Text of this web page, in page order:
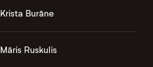
Krista Burāne
Māris Ruskulis